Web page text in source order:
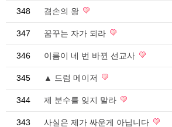
348 겸손의 왕
347 꿈꾸는 자가 되라
346 이름이 네 번 바뀐 선교사
345 ▲ 드럼 메이저
344 제 분수를 잊지 말라
343 사실은 제가 싸운게 아닙니다